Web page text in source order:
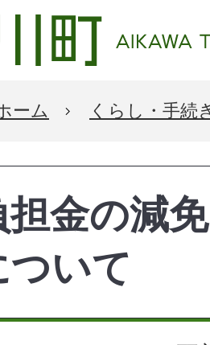
ーム くらし・手続
担金の減
いて